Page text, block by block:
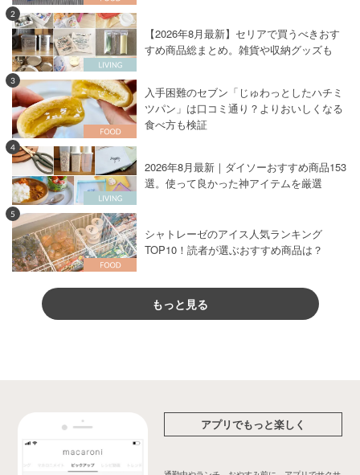
2
【2026年8月最新】セリアで買うべきおす
すめ商品総まとめ。雑貨や収納グッズも
3
入手困難のセブン「じゅわっとしたハチミ
ツパン」は口コミ通り？よりおいしくなる
食べ方も検証
4
2026年8月最新｜ダイソーおすすめ商品153
選。使って良かった神アイテムを厳選
5
シャトレーゼのアイス人気ランキング
TOP10！読者が選ぶおすすめ商品は？
もっと見る
アプリでもっと楽しく